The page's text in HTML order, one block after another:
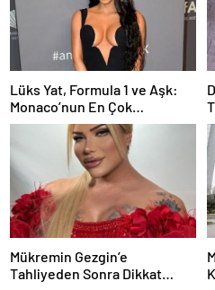
Lüks Yat, Formula 1 ve Aşk:
Monaco’nun En Çok
Konuşulan Çifti
Mükremin Gezgin’e
Tahliyeden Sonra Dikkat